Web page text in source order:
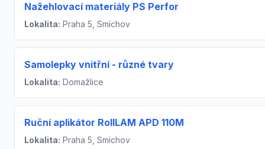
Nažehlovací materiály PS Perfor
Lokalita: Praha 5, Smíchov
Samolepky vnitřní - různé tvary
Lokalita: Domažlice
Ruční aplikátor RollLAM APD 110M
Lokalita: Praha 5, Smíchov